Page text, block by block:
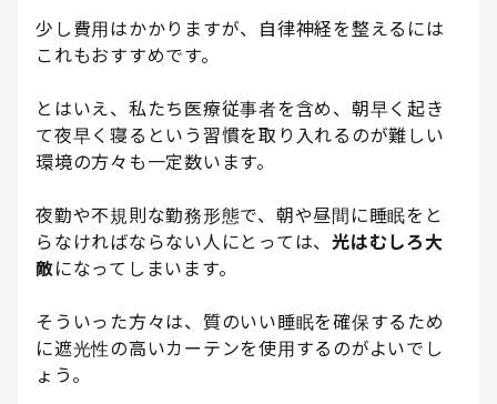
少し費用はかかりますが、自律神経を整えるには
これもおすすめです。
とはいえ、私たち医療従事者を含め、朝早く起き
て夜早く寝るという習慣を取り入れるのが難しい
環境の方々も一定数います。
夜勤や不規則な勤務形態で、朝や昼間に睡眠をと
らなければならない人にとっては、 光はむしろ大
敵になってしまいます。
そういった方々は、質のいい睡眠を確保するため
に遮光性の高いカーテンを使用するのがよいでし
ょう。